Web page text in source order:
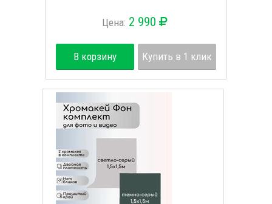
Цена: 2 990
В корзину Купить в 1 клик